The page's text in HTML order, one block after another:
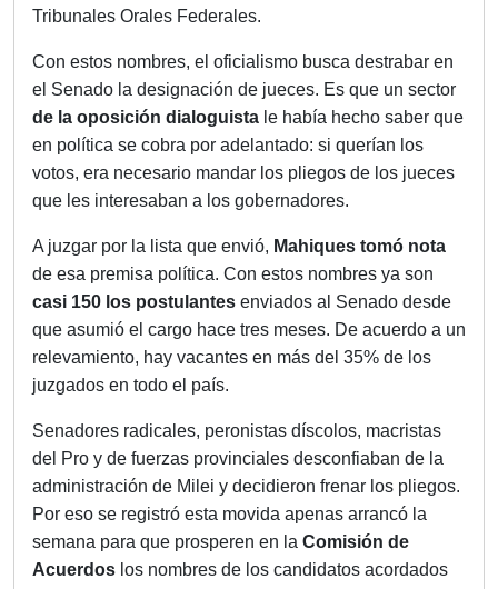
Tribunales Orales Federales.
Con estos nombres, el oficialismo busca destrabar en
el Senado la designación de jueces. Es que un sector
de la oposición dialoguista le había hecho saber que
en política se cobra por adelantado: si querían los
votos, era necesario mandar los pliegos de los jueces
que les interesaban a los gobernadores.
A juzgar por la lista que envió, Mahiques tomó nota
de esa premisa política. Con estos nombres ya son
casi 150 los postulantes enviados al Senado desde
que asumió el cargo hace tres meses. De acuerdo a un
relevamiento, hay vacantes en más del 35% de los
juzgados en todo el país.
Senadores radicales, peronistas díscolos, macristas
del Pro y de fuerzas provinciales desconfiaban de la
administración de Milei y decidieron frenar los pliegos.
Por eso se registró esta movida apenas arrancó la
semana para que prosperen en la Comisión de
Acuerdos los nombres de los candidatos acordados